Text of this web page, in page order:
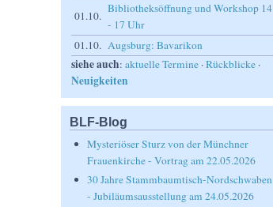
01.10.
Bibliotheksöffnung und Workshop 14
- 17 Uhr
01.10. Augsburg: Bavarikon
siehe auch:aktuelle Termine ·Rückblicke ·
Neuigkeiten
BLF-Blog
Mysteriöser Sturz von der Münchner
Frauenkirche - Vortrag am 22.05.2026
30 Jahre Stammbaumtisch-Nordschwaben
- Jubiläumsausstellung am 24.05.2026